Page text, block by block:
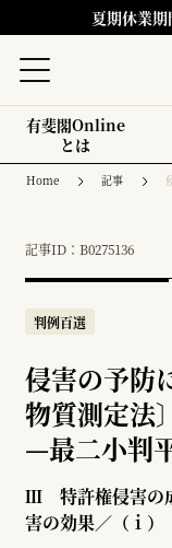
夏期休業
有斐閣Online
とは
Home 記事
記事ID：B0275136
判例百選
侵害の予防
物質測定法〕
—最二小判
Ⅲ 特許権侵害の
害の効果／（ⅰ